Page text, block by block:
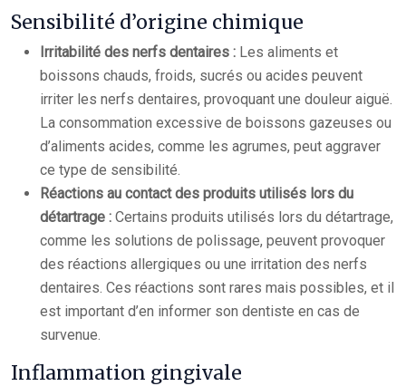
Sensibilité d’origine chimique
Irritabilité des nerfs dentaires : Les aliments et
boissons chauds, froids, sucrés ou acides peuvent
irriter les nerfs dentaires, provoquant une douleur aiguë.
La consommation excessive de boissons gazeuses ou
d’aliments acides, comme les agrumes, peut aggraver
ce type de sensibilité.
Réactions au contact des produits utilisés lors du
détartrage : Certains produits utilisés lors du détartrage,
comme les solutions de polissage, peuvent provoquer
des réactions allergiques ou une irritation des nerfs
dentaires. Ces réactions sont rares mais possibles, et il
est important d’en informer son dentiste en cas de
survenue.
Inflammation gingivale